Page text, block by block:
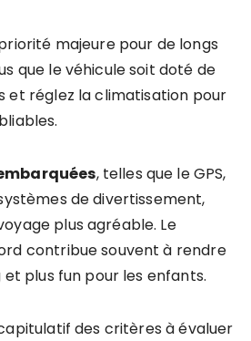
majeure pour de longs
que le véhicule soit doté de
et réglez la climatisation pour
, telles que le GPS,
de divertissement,
plus agréable. Le
contribue souvent à rendre
plus fun pour les enfants.
des critères à évaluer